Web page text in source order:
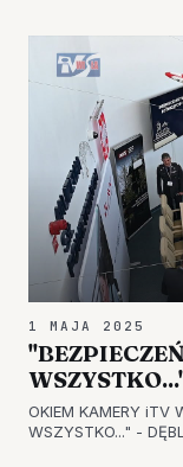
wyposażone
1 MAJA 2025
OKIEM KAMERY iTV
WSZYSTKO..." -